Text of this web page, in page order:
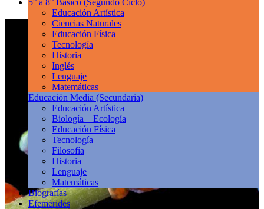
5° a 8° Básico (Segundo Ciclo)
Educación Artística
Ciencias Naturales
Educación Física
Tecnología
Historia
Inglés
Lenguaje
Matemáticas
Educación Media (Secundaria)
Educación Artística
Biología – Ecología
Educación Física
Tecnología
Filosofía
Historia
Lenguaje
Matemáticas
Biografías
Efemérides